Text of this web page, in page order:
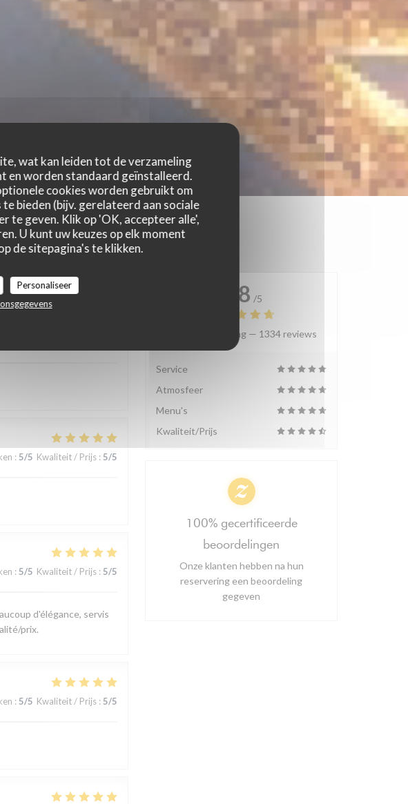
wat kan leiden tot de verzameling
en worden standaard geïnstalleerd.
cookies worden gebruikt om
bieden (bijv. gerelateerd aan sociale
geven. Klik op 'OK, accepteer alle',
U kunt uw keuzes op elk moment
de sitepagina's te klikken.
Personaliseer
: 5/5 Kwaliteit / Prijs : 5/5
: 5/5 Kwaliteit / Prijs : 5/5
d'élégance, servis
prix.
: 5/5 Kwaliteit / Prijs : 5/5
4.8 /5
Gemiddelde rating — 1334 reviews
Service
Atmosfeer
Menu's
Kwaliteit/Prijs
100% gecertificeerde
beoordelingen
Onze klanten hebben na hun
reservering een beoordeling
gegeven